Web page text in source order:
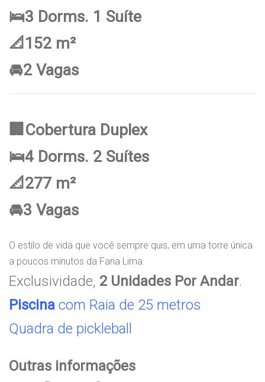
🛌3 Dorms. 1 Suíte
📐152 m²
🚘2 Vagas
🏢Cobertura Duplex
🛌4 Dorms. 2 Suítes
📐277 m²
🚘3 Vagas
O estilo de vida que você sempre quis, em uma torre única
a poucos minutos da Faria Lima.
Exclusividade, 2 Unidades Por Andar.
Piscina com Raia de 25 metros
Quadra de pickleball
Outras informações